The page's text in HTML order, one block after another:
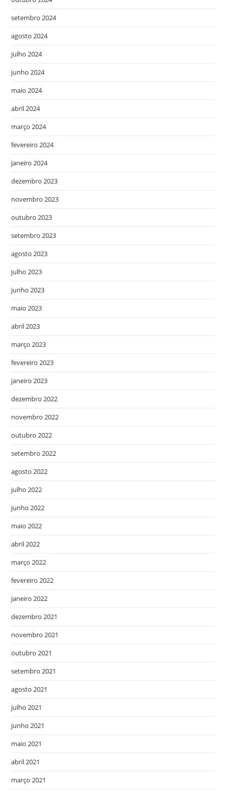
setembro 2024
agosto 2024
julho 2024
junho 2024
maio 2024
abril 2024
março 2024
fevereiro 2024
janeiro 2024
dezembro 2023
novembro 2023
outubro 2023
setembro 2023
agosto 2023
julho 2023
junho 2023
maio 2023
abril 2023
março 2023
fevereiro 2023
janeiro 2023
dezembro 2022
novembro 2022
outubro 2022
setembro 2022
agosto 2022
julho 2022
junho 2022
maio 2022
abril 2022
março 2022
fevereiro 2022
janeiro 2022
dezembro 2021
novembro 2021
outubro 2021
setembro 2021
agosto 2021
julho 2021
junho 2021
maio 2021
abril 2021
março 2021